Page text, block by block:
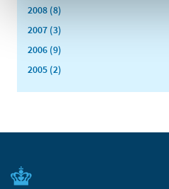
2008 (8)
2007 (3)
2006 (9)
2005 (2)